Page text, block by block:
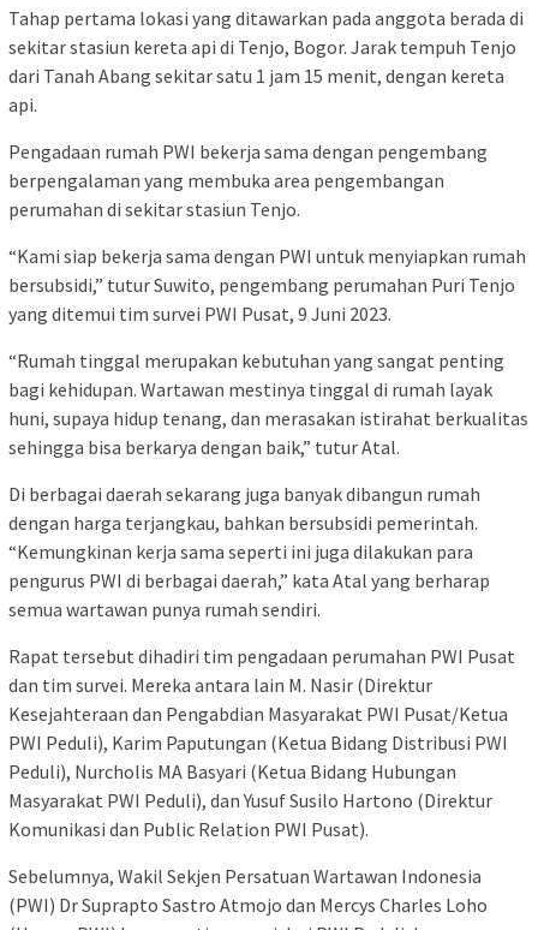
Tahap pertama lokasi yang ditawarkan pada anggota berada di
sekitar stasiun kereta api di Tenjo, Bogor. Jarak tempuh Tenjo
dari Tanah Abang sekitar satu 1 jam 15 menit, dengan kereta
api.
Pengadaan rumah PWI bekerja sama dengan pengembang
berpengalaman yang membuka area pengembangan
perumahan di sekitar stasiun Tenjo.
“Kami siap bekerja sama dengan PWI untuk menyiapkan rumah
bersubsidi,” tutur Suwito, pengembang perumahan Puri Tenjo
yang ditemui tim survei PWI Pusat, 9 Juni 2023.
“Rumah tinggal merupakan kebutuhan yang sangat penting
bagi kehidupan. Wartawan mestinya tinggal di rumah layak
huni, supaya hidup tenang, dan merasakan istirahat berkualitas
sehingga bisa berkarya dengan baik,” tutur Atal.
Di berbagai daerah sekarang juga banyak dibangun rumah
dengan harga terjangkau, bahkan bersubsidi pemerintah.
“Kemungkinan kerja sama seperti ini juga dilakukan para
pengurus PWI di berbagai daerah,” kata Atal yang berharap
semua wartawan punya rumah sendiri.
Rapat tersebut dihadiri tim pengadaan perumahan PWI Pusat
dan tim survei. Mereka antara lain M. Nasir (Direktur
Kesejahteraan dan Pengabdian Masyarakat PWI Pusat/Ketua
PWI Peduli), Karim Paputungan (Ketua Bidang Distribusi PWI
Peduli), Nurcholis MA Basyari (Ketua Bidang Hubungan
Masyarakat PWI Peduli), dan Yusuf Susilo Hartono (Direktur
Komunikasi dan Public Relation PWI Pusat).
Sebelumnya, Wakil Sekjen Persatuan Wartawan Indonesia
(PWI) Dr Suprapto Sastro Atmojo dan Mercys Charles Loho